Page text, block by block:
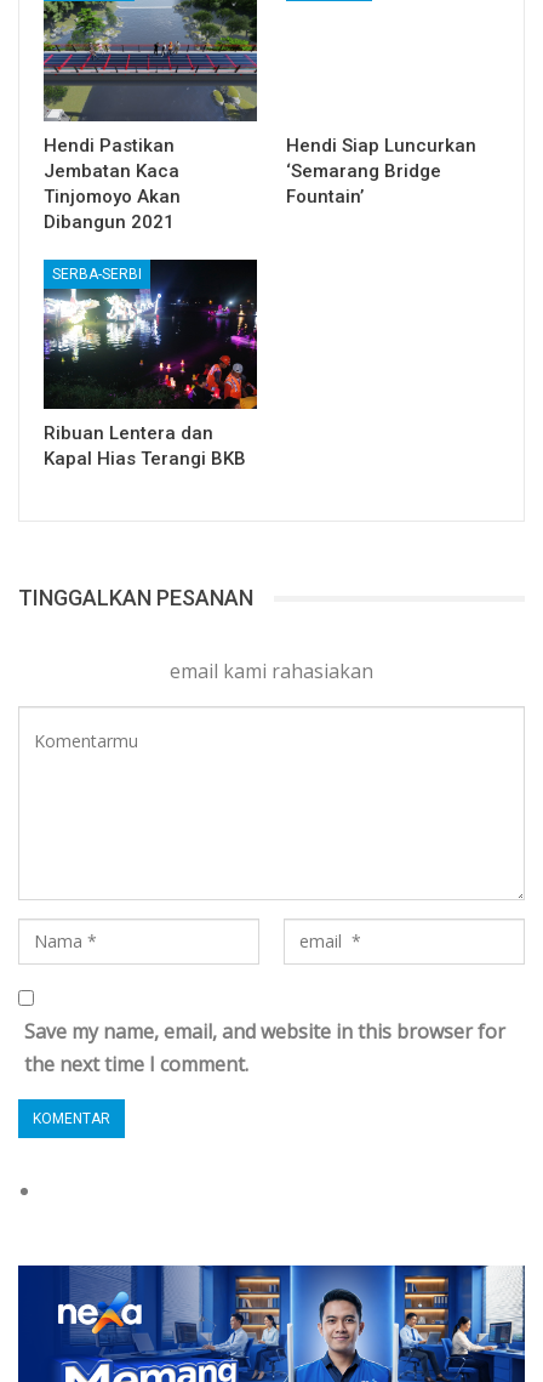
Hendi Pastikan
Jembatan Kaca
Tinjomoyo Akan
Dibangun 2021
Hendi Siap Luncurkan
‘Semarang Bridge
Fountain’
SERBA-SERBI
Ribuan Lentera dan
Kapal Hias Terangi BKB
TINGGALKAN PESANAN
email kami rahasiakan
Save my name, email, and website in this browser for
the next time I comment.